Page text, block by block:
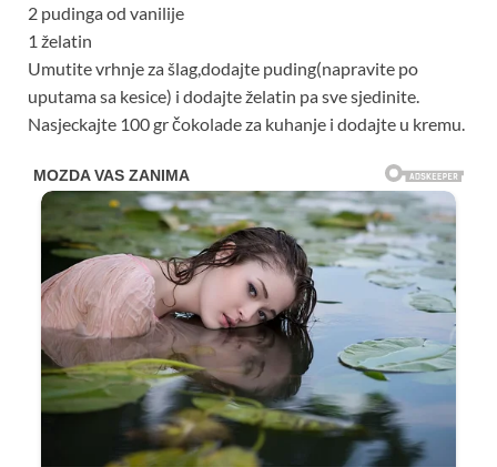
2 pudinga od vanilije
1 želatin
Umutite vrhnje za šlag,dodajte puding(napravite po
uputama sa kesice) i dodajte želatin pa sve sjedinite.
Nasjeckajte 100 gr čokolade za kuhanje i dodajte u kremu.